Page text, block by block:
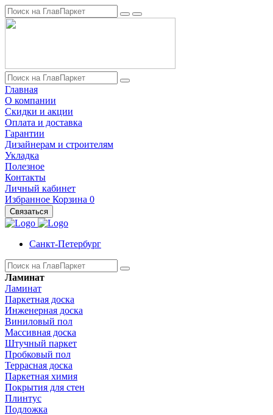
Главная
О компании
Скидки и акции
Оплата и доставка
Гарантии
Дизайнерам и строителям
Укладка
Полезное
Контакты
Личный кабинет
Избранное Корзина 0
Связаться
Санкт-Петербург
Ламинат
Ламинат
Паркетная доска
Инженерная доска
Виниловый пол
Массивная доска
Штучный паркет
Пробковый пол
Террасная доска
Паркетная химия
Покрытия для стен
Плинтус
Подложка